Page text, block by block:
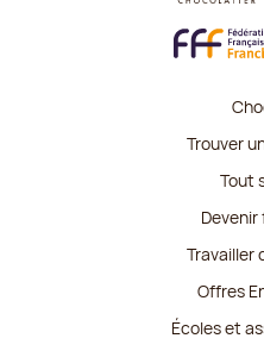
Trouver
Tout
Travailler
Offres
Écoles et